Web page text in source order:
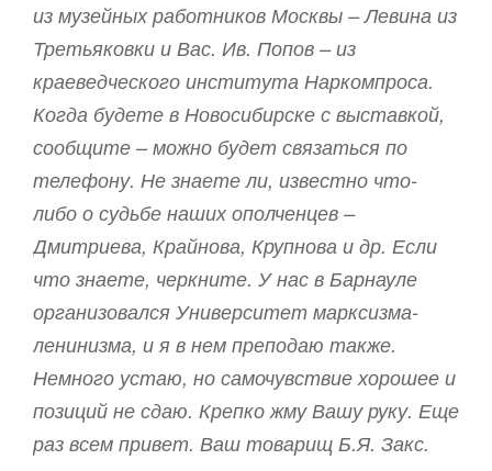
из музейных работников Москвы – Левина из
Третьяковки и Вас. Ив. Попов – из
краеведческого института Наркомпроса.
Когда будете в Новосибирске с выставкой,
сообщите – можно будет связаться по
телефону. Не знаете ли, известно что-
либо о судьбе наших ополченцев –
Дмитриева, Крайнова, Крупнова и др. Если
что знаете, черкните. У нас в Барнауле
организовался Университет марксизма-
ленинизма, и я в нем преподаю также.
Немного устаю, но самочувствие хорошее и
позиций не сдаю. Крепко жму Вашу руку. Еще
раз всем привет. Ваш товарищ Б.Я. Закс.